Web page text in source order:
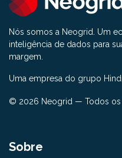
Nós somos a Neogrid. Um
inteligência de dados para
margem.
Uma empresa do grupo
© 2026 Neogrid — Todos os
Sobre